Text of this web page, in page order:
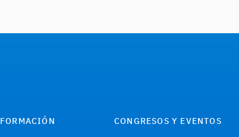
FORMACIÓN CONGRESOS Y EVENTOS